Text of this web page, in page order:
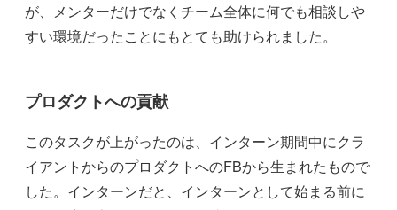
が、メンターだけでなくチーム全体に何でも相談しや
すい環境だったことにもとても助けられました。
プロダクトへの貢献
このタスクが上がったのは、インターン期間中にクラ
イアントからのプロダクトへのFBから生まれたもので
した。インターンだと、インターンとして始まる前に